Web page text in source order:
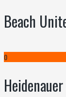
Beach
0